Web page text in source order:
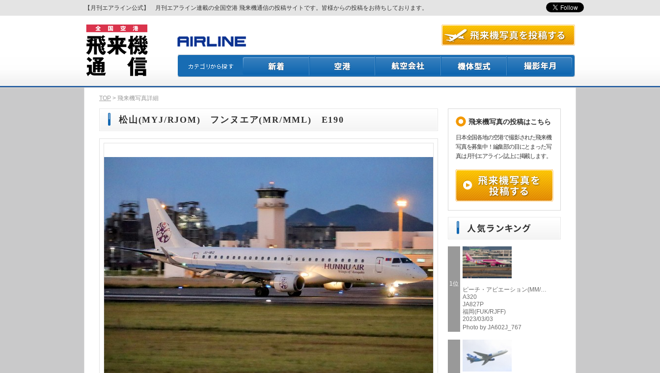
【月刊エアライン公式】 月刊エアライン連載の全国空港 飛来機通信の投稿サイトです。皆様からの投稿をお待ちしております。
TOP > 飛来機写真詳細
松山(MYJ/RJOM) フンヌエア(MR/MML) E190 飛来機写真の投稿はこちら
日本全国各地の空港で撮影された飛来機
写真を募集中！編集部の目にとまった写
真は月刊エアライン誌上に掲載します。
1位
ピーチ・アビエーション(MM/…
A320
JA827P
福岡(FUK/RJFF)
2023/03/03
Photo by JA602J_767